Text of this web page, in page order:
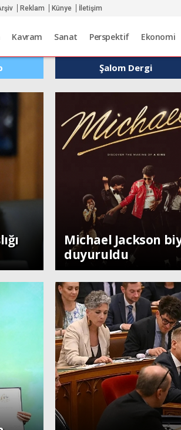
Reklam Künye İletişim
Kavram Sanat Perspektif Ekonomi
Şalom Dergi
Dünya
Michael Jackson
duyuruldu